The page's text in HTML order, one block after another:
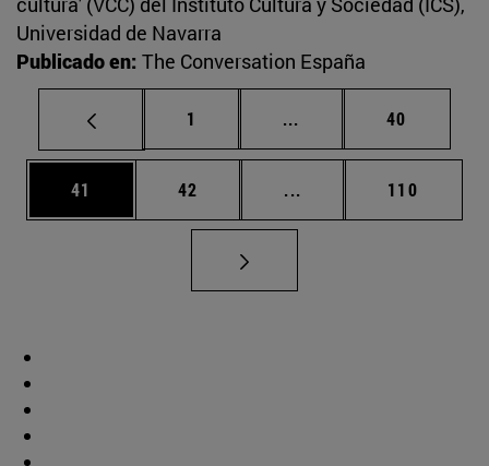
Universidad de Navarra
Publicado en: The Conversation España
Página
1 ... Páginas intermedias
Página
40
Página
41 Página
42 ... Páginas intermedias
Página
110